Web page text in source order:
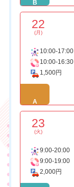
B
22
(月)
10:00-17:00
10:00-16:30
1,500円
A
23
(火)
9:00-20:00
9:00-19:00
2,000円